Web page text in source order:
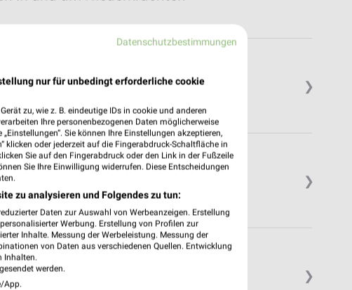
❯
❯
❯
Datenschutzbestimmungen
nur für unbedingt erforderliche cookie
zu, wie z. B. eindeutige IDs in cookie und anderen
Ihre personenbezogenen Daten möglicherweise
Sie können Ihre Einstellungen akzeptieren,
klicken oder jederzeit auf die Fingerabdruck-Schaltfläche in
Sie auf den Fingerabdruck oder den Link in der Fußzeile
Sie Ihre Einwilligung widerrufen. Diese Entscheidungen
zu analysieren und Folgendes zu tun:
Daten zur Auswahl von Werbeanzeigen. Erstellung
Werbung. Erstellung von Profilen zur
Inhalte. Messung der Werbeleistung. Messung der
von Daten aus verschiedenen Quellen. Entwicklung
Inhalten.
werden.
App.